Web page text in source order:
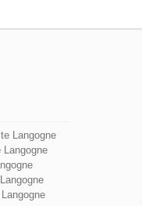
Langogne
Langogne